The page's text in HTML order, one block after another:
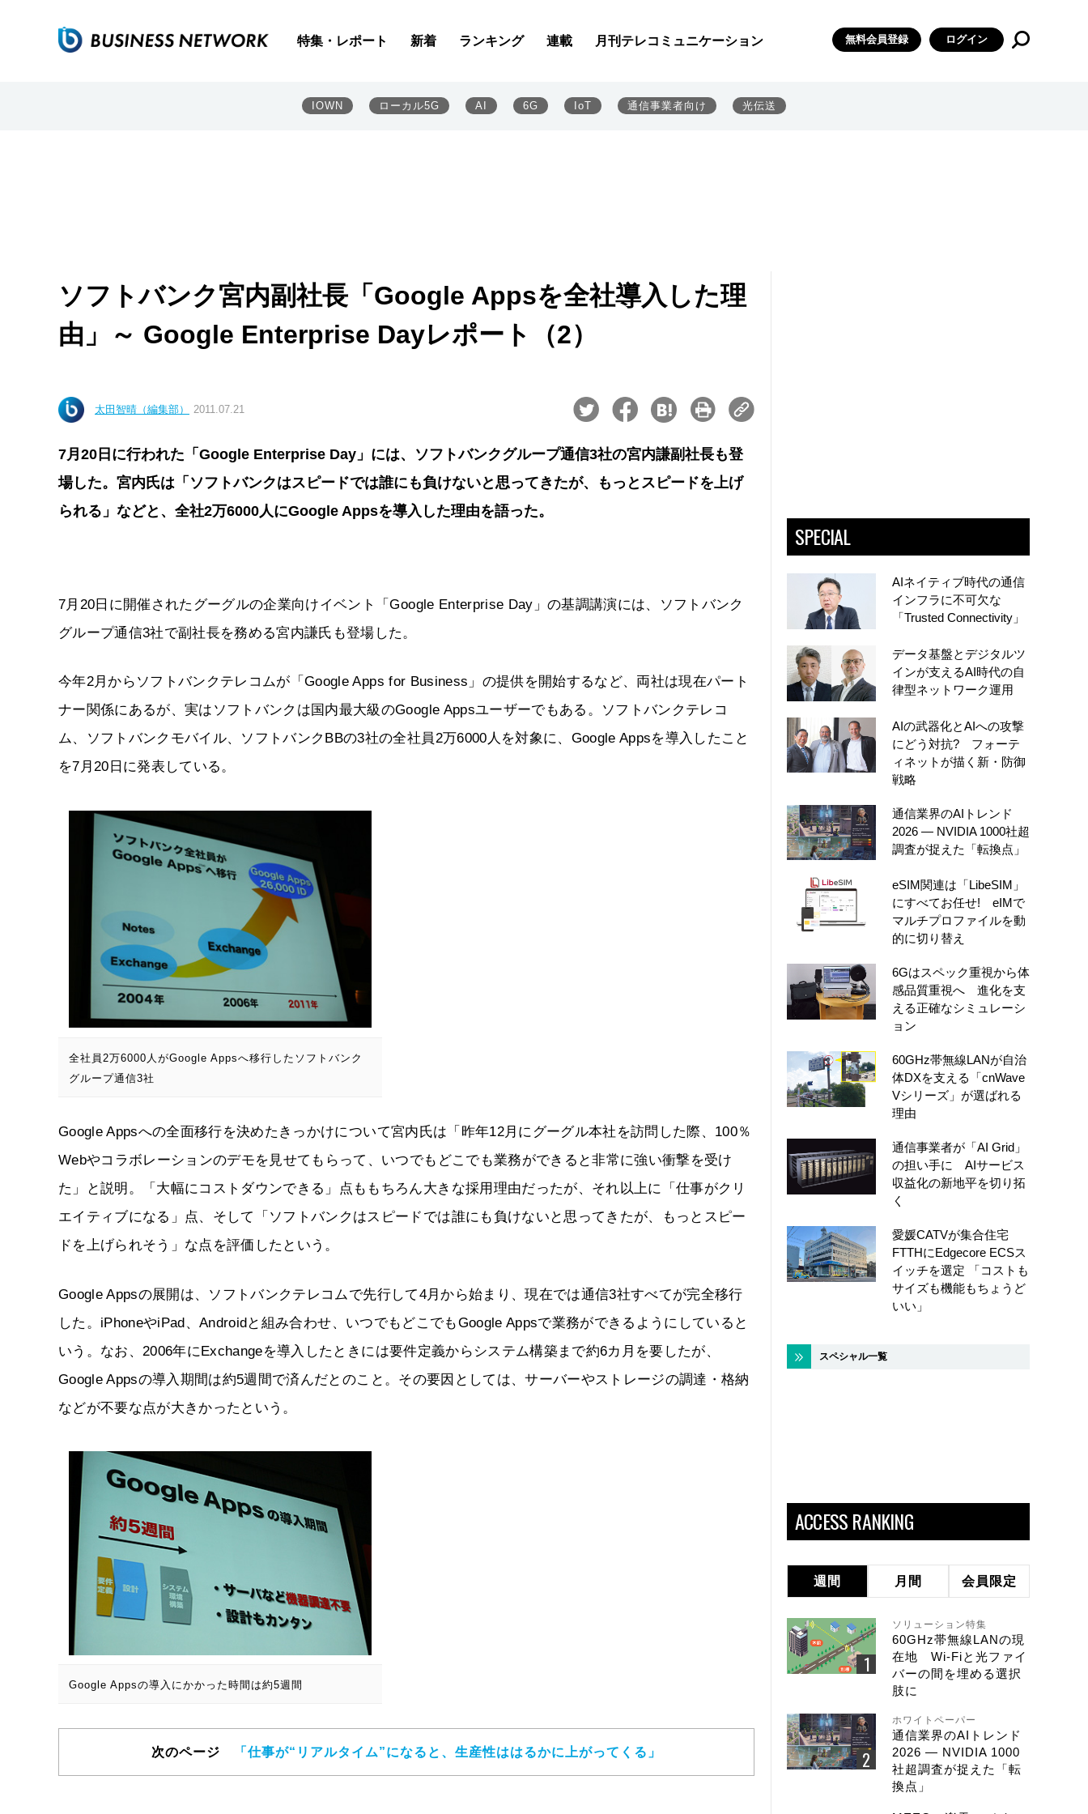
特集・レポート 新着 ランキング 連載 月刊テレコミュニケーション 無料会員登録 ログイン
IOWN ローカル5G AI 6G IoT 通信事業者向け 光伝送
ソフトバンク宮内副社長「Google Appsを全社導入した理
由」～ Google Enterprise Dayレポート（2）
太田智晴（編集部） 2011.07.21
7月20日に行われた「Google Enterprise Day」には、ソフトバンクグループ通信3社の宮内謙副社長も登
場した。宮内氏は「ソフトバンクはスピードでは誰にも負けないと思ってきたが、もっとスピードを上げ
られる」などと、全社2万6000人にGoogle Appsを導入した理由を語った。
7月20日に開催されたグーグルの企業向けイベント「Google Enterprise Day」の基調講演には、ソフトバンク
グループ通信3社で副社長を務める宮内謙氏も登場した。
今年2月からソフトバンクテレコムが「Google Apps for Business」の提供を開始するなど、両社は現在パート
ナー関係にあるが、実はソフトバンクは国内最大級のGoogle Appsユーザーでもある。ソフトバンクテレコ
ム、ソフトバンクモバイル、ソフトバンクBBの3社の全社員2万6000人を対象に、Google Appsを導入したこと
を7月20日に発表している。
全社員2万6000人がGoogle Appsへ移行したソフトバンク
グループ通信3社
Google Appsへの全面移行を決めたきっかけについて宮内氏は「昨年12月にグーグル本社を訪問した際、100％
Webやコラボレーションのデモを見せてもらって、いつでもどこでも業務ができると非常に強い衝撃を受け
た」と説明。「大幅にコストダウンできる」点ももちろん大きな採用理由だったが、それ以上に「仕事がクリ
エイティブになる」点、そして「ソフトバンクはスピードでは誰にも負けないと思ってきたが、もっとスピー
ドを上げられそう」な点を評価したという。
Google Appsの展開は、ソフトバンクテレコムで先行して4月から始まり、現在では通信3社すべてが完全移行
した。iPhoneやiPad、Androidと組み合わせ、いつでもどこでもGoogle Appsで業務ができるようにしていると
いう。なお、2006年にExchangeを導入したときには要件定義からシステム構築まで約6カ月を要したが、
Google Appsの導入期間は約5週間で済んだとのこと。その要因としては、サーバーやストレージの調達・格納
などが不要な点が大きかったという。
Google Appsの導入にかかった時間は約5週間
次のページ 「仕事が“リアルタイム”になると、生産性ははるかに上がってくる」
SPECIAL
AIネイティブ時代の通信
インフラに不可欠な
「Trusted Connectivity」
データ基盤とデジタルツ
インが支えるAI時代の自
律型ネットワーク運用
AIの武器化とAIへの攻撃
にどう対抗? フォーテ
ィネットが描く新・防御
戦略
通信業界のAIトレンド
2026 ― NVIDIA 1000社超
調査が捉えた「転換点」
eSIM関連は「LibeSIM」
にすべてお任せ! eIMで
マルチプロファイルを動
的に切り替え
6Gはスペック重視から体
感品質重視へ 進化を支
える正確なシミュレーシ
ョン
60GHz帯無線LANが自治
体DXを支える「cnWave
Vシリーズ」が選ばれる
理由
通信事業者が「AI Grid」
の担い手に AIサービス
収益化の新地平を切り拓
く
愛媛CATVが集合住宅
FTTHにEdgecore ECSス
イッチを選定 「コストも
サイズも機能もちょうど
いい」
スペシャル一覧
ACCESS RANKING
週間 月間 会員限定
ソリューション特集
60GHz帯無線LANの現
在地 Wi-Fiと光ファイ
バーの間を埋める選択
肢に
ホワイトペーパー
通信業界のAIトレンド
2026 ― NVIDIA 1000
社超調査が捉えた「転
換点」